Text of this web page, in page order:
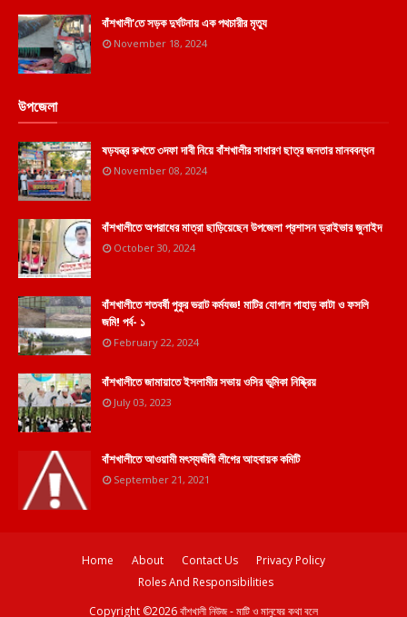
বাঁশখালী'তে সড়ক দুর্ঘটনায় এক পথচারীর মৃত্যু
November 18, 2024
উপজেলা
ষড়যন্ত্র রুখতে ৩দফা দাবী নিয়ে বাঁশখালীর সাধারণ ছাত্র জনতার মানববন্ধন
November 08, 2024
বাঁশখালীতে অপরাধের মাত্রা ছাড়িয়েছেন উপজেলা প্রশাসন ড্রাইভার জুনাইদ
October 30, 2024
বাঁশখালীতে শতবর্ষী পুকুর ভরাট কর্মযজ্ঞ! মাটির যোগান পাহাড় কাটা ও ফসলি
জমি! পর্ব- ১
February 22, 2024
বাঁশখালীতে জামায়াতে ইসলামীর সভায় ওসির ভূমিকা নিষ্ক্রিয়
July 03, 2023
বাঁশখালীতে আওয়ামী মৎস্যজীবী লীগের আহবায়ক কমিটি
September 21, 2021
Home About Contact Us
Privacy Policy
Roles And Responsibilities
Copyright ©2026বাঁশখালী নিউজ - মাটি ও মানুষের কথা বলে